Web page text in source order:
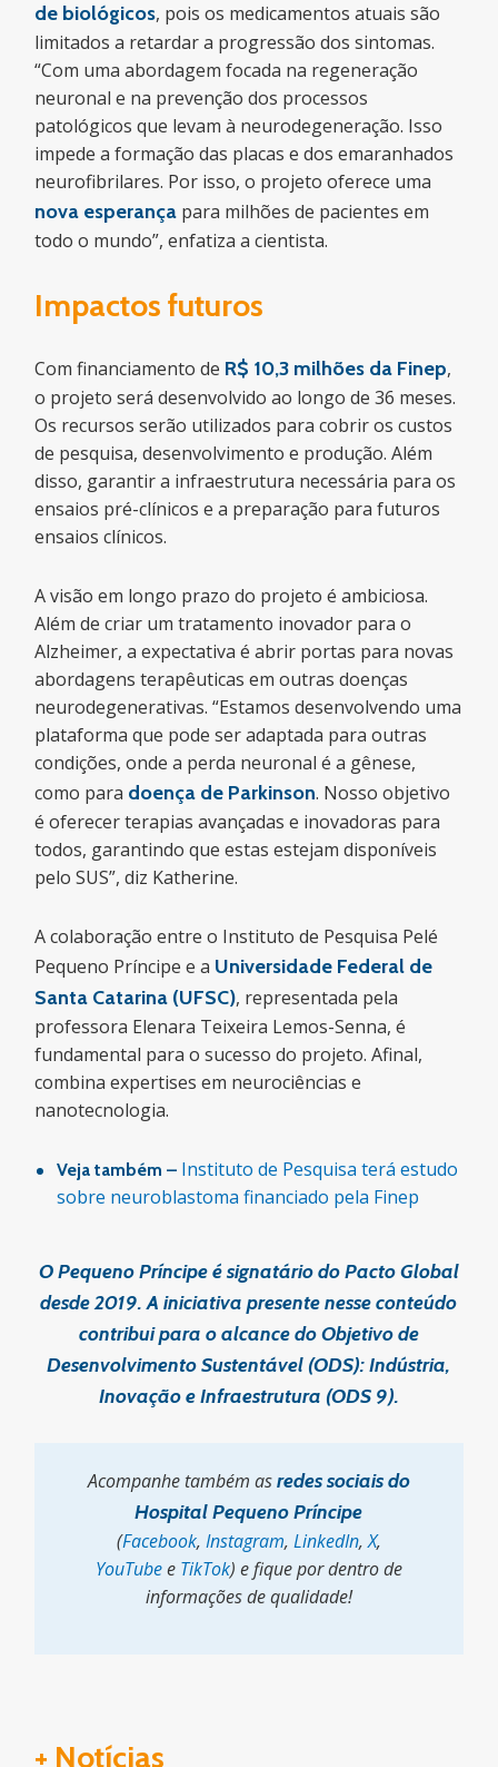
de biológicos, pois os medicamentos atuais são
limitados a retardar a progressão dos sintomas.
“Com uma abordagem focada na regeneração
neuronal e na prevenção dos processos
patológicos que levam à neurodegeneração. Isso
impede a formação das placas e dos emaranhados
neurofibrilares. Por isso, o projeto oferece uma
nova esperança para milhões de pacientes em
todo o mundo”, enfatiza a cientista.
Impactos futuros
Com financiamento de R$ 10,3 milhões da Finep,
o projeto será desenvolvido ao longo de 36 meses.
Os recursos serão utilizados para cobrir os custos
de pesquisa, desenvolvimento e produção. Além
disso, garantir a infraestrutura necessária para os
ensaios pré-clínicos e a preparação para futuros
ensaios clínicos.
A visão em longo prazo do projeto é ambiciosa.
Além de criar um tratamento inovador para o
Alzheimer, a expectativa é abrir portas para novas
abordagens terapêuticas em outras doenças
neurodegenerativas. “Estamos desenvolvendo uma
plataforma que pode ser adaptada para outras
condições, onde a perda neuronal é a gênese,
como para doença de Parkinson. Nosso objetivo
é oferecer terapias avançadas e inovadoras para
todos, garantindo que estas estejam disponíveis
pelo SUS”, diz Katherine.
A colaboração entre o Instituto de Pesquisa Pelé
Pequeno Príncipe e a Universidade Federal de
Santa Catarina (UFSC), representada pela
professora Elenara Teixeira Lemos-Senna, é
fundamental para o sucesso do projeto. Afinal,
combina expertises em neurociências e
nanotecnologia.
Veja também – Instituto de Pesquisa terá estudo
sobre neuroblastoma financiado pela Finep
O Pequeno Príncipe é signatário do Pacto Global
desde 2019. A iniciativa presente nesse conteúdo
contribui para o alcance do Objetivo de
Desenvolvimento Sustentável (ODS): Indústria,
Inovação e Infraestrutura (ODS 9).
Acompanhe também asredes sociais do
Hospital Pequeno Príncipe
(Facebook, Instagram, LinkedIn,X,
YouTubee TikTok) e fique por dentro de
informações de qualidade!
+ Notícias